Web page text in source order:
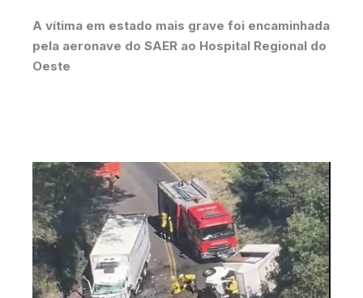
A vítima em estado mais grave foi encaminhada
pela aeronave do SAER ao Hospital Regional do
Oeste